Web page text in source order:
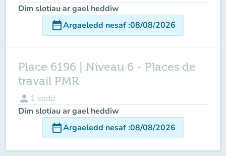
Dim slotiau ar gael heddiw
date_rangeArgaeledd nesaf:08/08/2026
Place 6196 | Niveau 6 - Places de
travail PMR
person 1 sedd
Dim slotiau ar gael heddiw
date_rangeArgaeledd nesaf:08/08/2026